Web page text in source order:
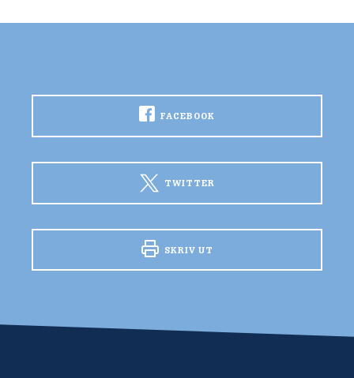
FACEBOOK
TWITTER
SKRIV UT